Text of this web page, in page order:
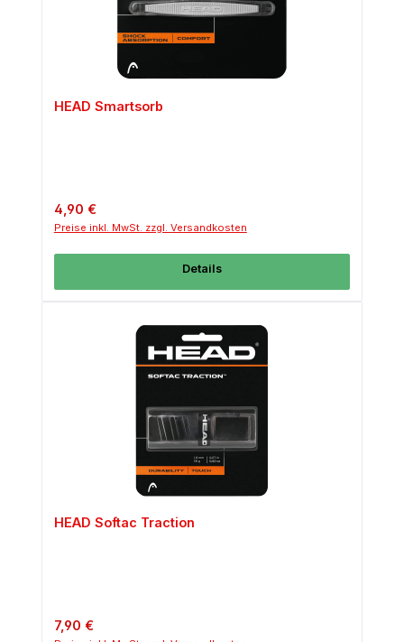
HEAD Smartsorb
Regulärer Preis:
4,90 €
Preise inkl. MwSt. zzgl. Versandkosten
Details
HEAD Softac Traction
Regulärer Preis:
7,90 €